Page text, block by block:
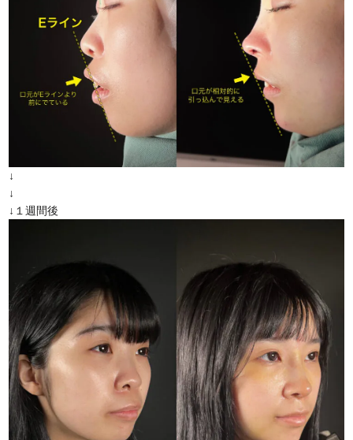
↓
↓
↓１週間後